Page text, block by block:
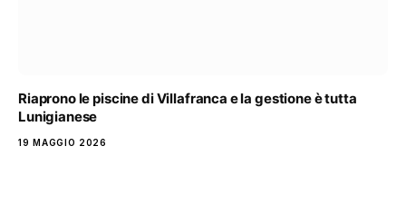
Riaprono le piscine di Villafranca e la gestione è tutta
Lunigianese
19 MAGGIO 2026